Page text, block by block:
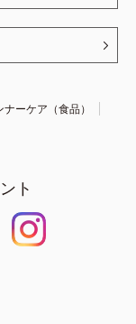
ナーケア（食品）
ト